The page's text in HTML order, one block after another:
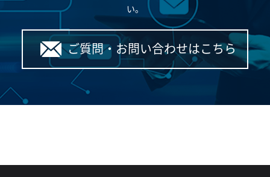
い。
ご質問・お問い合わせはこちら